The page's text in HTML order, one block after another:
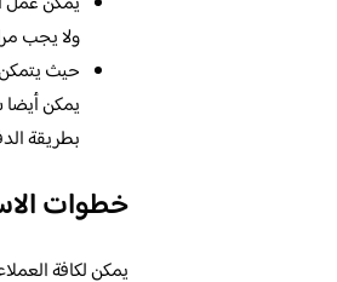
ولا يجب
حيث
يمكن
بطريقة
خطوات
يمكن لكافة